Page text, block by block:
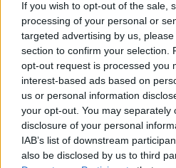
If you wish to opt-out of the sale,
processing of your personal or
targeted advertising by us,
section to confirm your selection.
opt-out request is processed you
interest-based ads based on
us or personal information
your opt-out. You may separately
disclosure of your personal
IAB’s list of downstream
also be disclosed by us to third